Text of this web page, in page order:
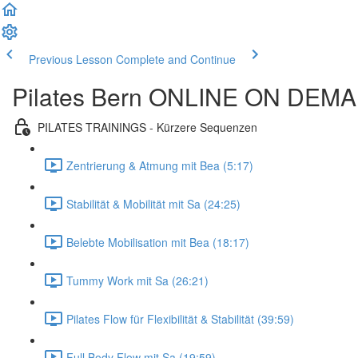
Previous Lesson Complete and Continue
Pilates Bern ONLINE ON
PILATES TRAININGS - Kürzere Sequenzen
Zentrierung & Atmung mit Bea (5:17)
Stabilität & Mobilität mit Sa (24:25)
Belebte Mobilisation mit Bea (18:17)
Tummy Work mit Sa (26:21)
Pilates Flow für Flexibilität & Stabilität (39:59)